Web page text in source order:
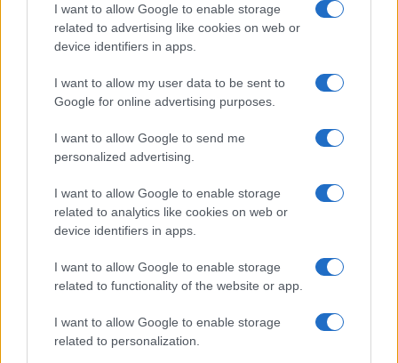
I want to allow Google to enable storage
related to advertising like cookies on web or
device identifiers in apps.
I want to allow my user data to be sent to
Google for online advertising purposes.
I want to allow Google to send me
personalized advertising.
I want to allow Google to enable storage
related to analytics like cookies on web or
device identifiers in apps.
I want to allow Google to enable storage
related to functionality of the website or app.
I want to allow Google to enable storage
related to personalization.
Canne, pastasciutta antifà e indottrinamento: la
rivoluzione dei giovani viziati che giocano al
comunismo con i soldi degli altri
Max Del Papa
9 Agosto 2026, 8:52